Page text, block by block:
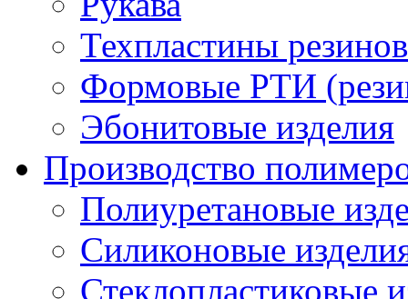
Техпластины
Формовые РТИ
Эбонитовые изделия
Производство
Полиуретановые
Силиконовые
Стеклопластиковые